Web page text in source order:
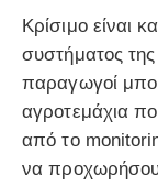
Κρίσιμο είναι
συστήματος
παραγωγοί
αγροτεμάχια
από το
να